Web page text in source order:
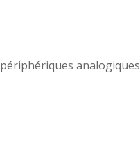
analogiques